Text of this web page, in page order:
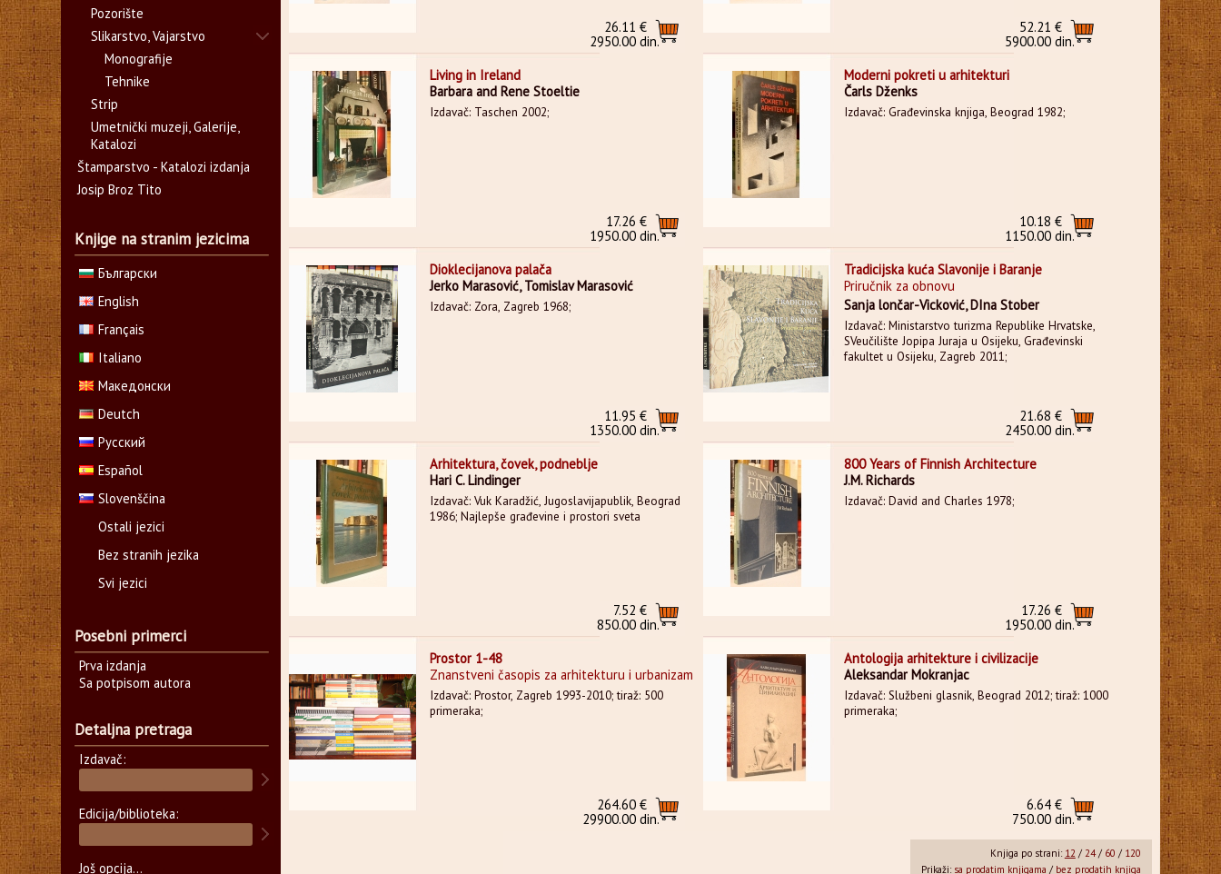
26.11 €
2950.00 din.
52.21 €
5900.00 din.
Living in Ireland
Barbara and Rene Stoeltie
Izdavač: Taschen 2002;
17.26 €
1950.00 din.
Moderni pokreti u arhitekturi
Čarls Dženks
Izdavač: Građevinska knjiga, Beograd 1982;
10.18 €
1150.00 din.
Dioklecijanova palača
Jerko Marasović, Tomislav Marasović
Izdavač: Zora, Zagreb 1968;
11.95 €
1350.00 din.
Tradicijska kuća Slavonije i Baranje
Priručnik za obnovu
Sanja lončar-Vicković, DIna Stober
Izdavač: Ministarstvo turizma Republike Hrvatske,
SVeučilište Jopipa Juraja u Osijeku, Građevinski
fakultet u Osijeku, Zagreb 2011;
21.68 €
2450.00 din.
Arhitektura, čovek, podneblje
Hari C. Lindinger
Izdavač: Vuk Karadžić, Jugoslavijapublik, Beograd
1986; Najlepše građevine i prostori sveta
7.52 €
850.00 din.
800 Years of Finnish Architecture
J.M. Richards
Izdavač: David and Charles 1978;
17.26 €
1950.00 din.
Prostor 1-48
Znanstveni časopis za arhitekturu i urbanizam
Izdavač: Prostor, Zagreb 1993-2010; tiraž: 500
primeraka;
264.60 €
29900.00 din.
Antologija arhitekture i civilizacije
Aleksandar Mokranjac
Izdavač: Službeni glasnik, Beograd 2012; tiraž: 1000
primeraka;
6.64 €
750.00 din.
Knjiga po strani: 12 / 24/ 60 / 120
Prikaži: sa prodatim knjigama / bez prodatih knjiga
Pozorište
Slikarstvo, Vajarstvo
Monografije
Tehnike
Strip
Umetnički muzeji, Galerije,
Katalozi
Štamparstvo - Katalozi izdanja
Josip Broz Tito
Knjige na stranim jezicima
Български
English
Français
Italiano
Македонски
Deutch
Русский
Español
Slovenščina
Ostali jezici
Bez stranih jezika
Svi jezici
Posebni primerci
Prva izdanja
Sa potpisom autora
Detaljna pretraga
Izdavač:
Edicija/biblioteka:
Još opcija...